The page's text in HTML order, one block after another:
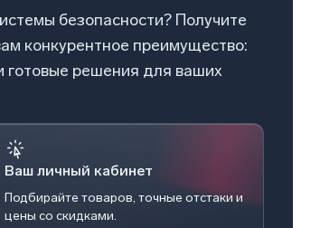
безопасности? Получите
конкурентное преимущество:
готовые решения для ваших
Ваш личный кабинет
Подбирайте товаров, точные отстаки и
цены со скидками.